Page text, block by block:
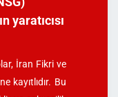
yaratıcısı
İran Fikri ve
kayıtlıdır. Bu